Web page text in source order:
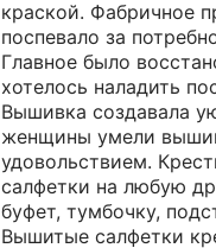
краской. Фабричное
поспевало за
Главное было
хотелось наладить
Вышивка создавала
женщины умели
удовольствием.
салфетки на любую
буфет, тумбочку,
Вышитые салфетки